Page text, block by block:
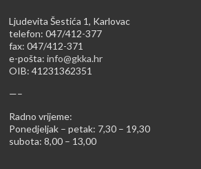
Ljudevita Šestića 1, Karlovac
telefon: 047/412-377
fax: 047/412-371
e-pošta:info@gkka.hr
OIB: 41231362351
—–
Radno vrijeme:
Ponedjeljak – petak: 7,30 – 19,30
subota: 8,00 – 13,00